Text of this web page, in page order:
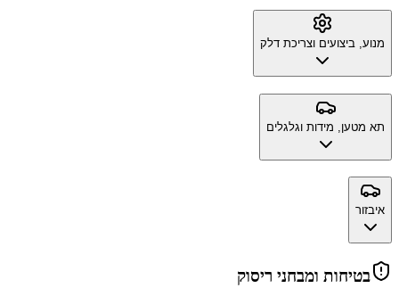
מנוע, ביצועים וצריכת דלק
תא מטען, מידות וגלגלים
איבזור
בטיחות ומבחני ריסוק